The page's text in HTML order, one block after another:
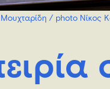
/ photo Nίκος